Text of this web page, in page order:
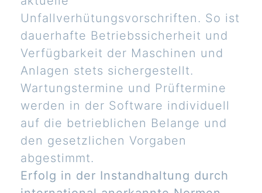
Unfallverhütungsvorschriften. So ist
dauerhafte Betriebssicherheit und
Verfügbarkeit der Maschinen und
Anlagen stets sichergestellt.
Wartungstermine und Prüftermine
werden in der Software individuell
auf die betrieblichen Belange und
den gesetzlichen Vorgaben
abgestimmt.
Erfolg in der Instandhaltung durch